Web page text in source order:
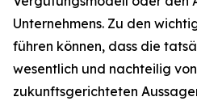
Unternehmens. Zu den
führen können, dass die
wesentlich und nachteilig
zukunftsgerichteten